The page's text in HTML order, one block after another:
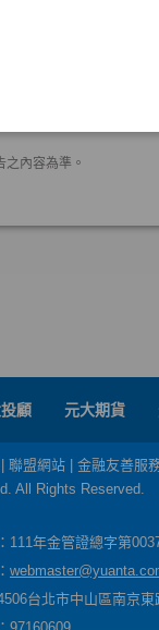
顧 元大期貨
聯盟網站
金融友善服
All Rights Reserved.
111年金管證總字第
台北市中山區南京